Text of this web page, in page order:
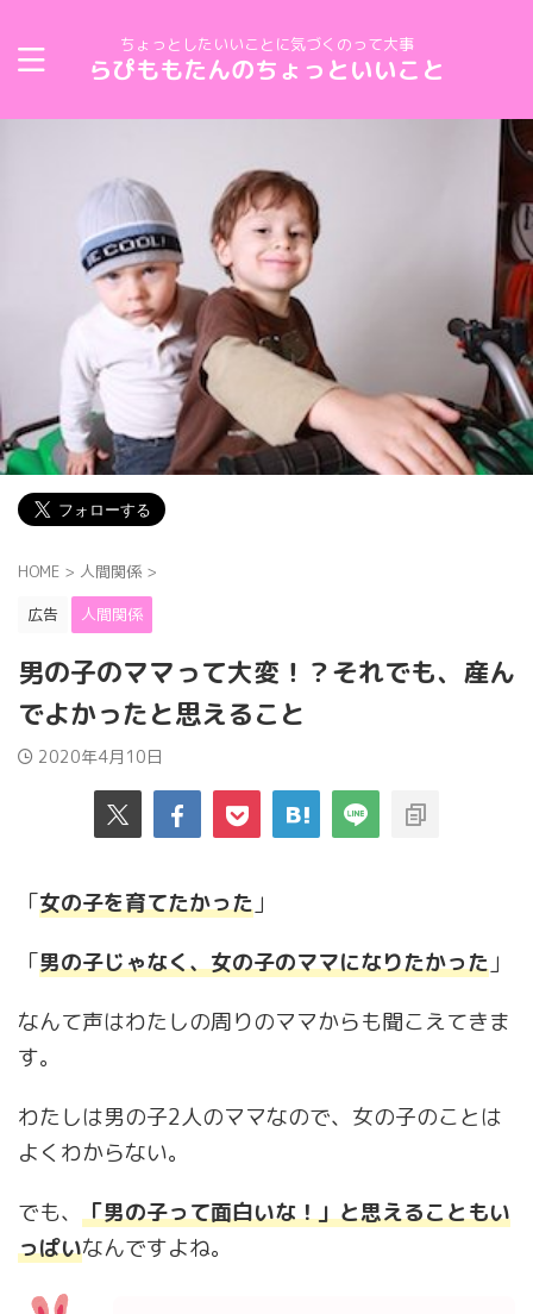
ちょっとしたいいことに気づくのって大事
らぴももたんのちょっといいこと
HOME > 人間関係 >
広告
人間関係
男の子のママって大変！？それでも、産ん
でよかったと思えること
2020年4月10日
「女の子を育てたかった 」
「男の子じゃなく、女の子のママになりたかった 」
なんて声はわたしの周りのママからも聞こえてきま
す。
わたしは男の子2人のママなので、女の子のことは
よくわからない。
でも、 「男の子って面白いな！」と思えることもい
っぱいなんですよね。